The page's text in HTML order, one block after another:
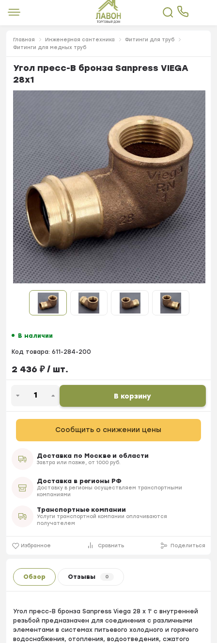
Главная Инженерная сантехника
Фитинги для труб
Фитинги для медных труб
Угол пресс-В бронза Sanpress VIEGA
28x1
В наличии
Код товара: 611-284-200
2 436 ₽/ шт.
В корзину
Сообщить о снижении цены
Доставка по Москве и области
Завтра или позже, от 1000 руб.
Доставка в регионы РФ
Доставку в регионы осуществляем транспортными
компаниями
Транспортные компании
Услуги транспортной компании оплачиваются
получателем
Избранное Сравнить Поделиться
Обзор Отзывы 0
Угол пресс-B бронза Sanpress Viega 28 х 1' с внутренней
резьбой предназначен для соединения с различными
элементами в системах питьевого холодного и горячего
водоснабжения, отопления, водоотведения, сжатого